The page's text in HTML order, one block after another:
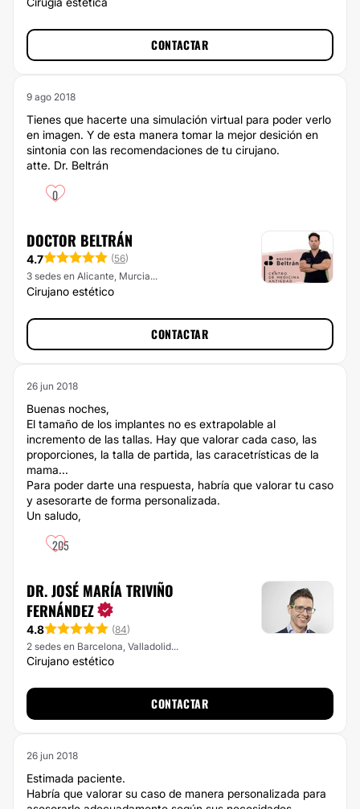
CONTACTAR
9 ago 2018
Tienes que hacerte una simulación virtual para poder verlo
en imagen. Y de esta manera tomar la mejor desición en
sintonia con las recomendaciones de tu cirujano.
atte. Dr. Beltrán
0
DOCTOR BELTRÁN
4.7 (56)
3 sedes en Alicante, Murcia...
Cirujano estético
CONTACTAR
26 jun 2018
Buenas noches,
El tamaño de los implantes no es extrapolable al
incremento de las tallas. Hay que valorar cada caso, las
proporciones, la talla de partida, las caracetrísticas de la
mama...
Para poder darte una respuesta, habría que valorar tu caso
y asesorarte de forma personalizada.
Un saludo,
205
DR. JOSÉ MARÍA TRIVIÑO
FERNÁNDEZ
4.8 (84)
2 sedes en Barcelona, Valladolid...
Cirujano estético
CONTACTAR
26 jun 2018
Estimada paciente.
Habría que valorar su caso de manera personalizada para